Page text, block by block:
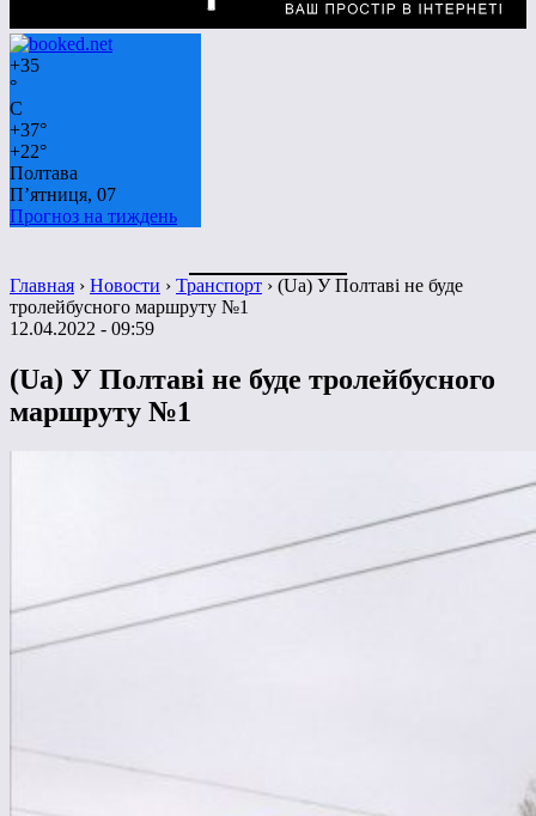
+35
°
C
+37°
+22°
Полтава
П’ятниця, 07
Прогноз на тиждень
Главная › Новости › Транспорт › (Ua) У Полтаві не буде
тролейбусного маршруту №1
12.04.2022 - 09:59
(Ua) У Полтаві не буде тролейбусного
маршруту №1